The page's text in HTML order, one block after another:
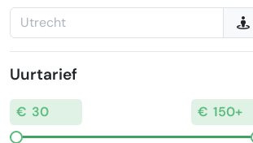
Uurtarief